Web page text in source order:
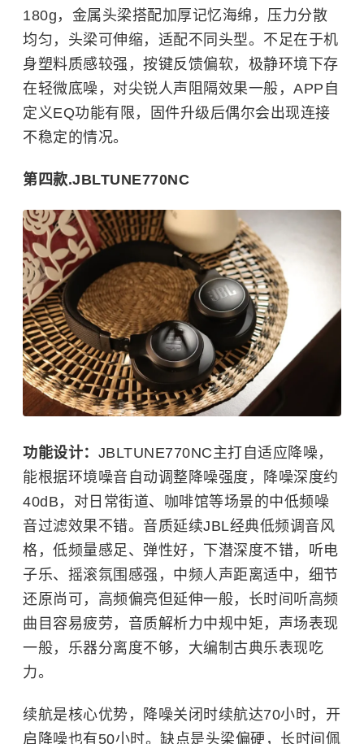
180g，金属头梁搭配加厚记忆海绵，压力分散
均匀，头梁可伸缩，适配不同头型。不足在于机
身塑料质感较强，按键反馈偏软，极静环境下存
在轻微底噪，对尖锐人声阻隔效果一般，APP自
定义EQ功能有限，固件升级后偶尔会出现连接
不稳定的情况。
第四款.JBLTUNE770NC
功能设计： JBLTUNE770NC主打自适应降噪，
能根据环境噪音自动调整降噪强度，降噪深度约
40dB，对日常街道、咖啡馆等场景的中低频噪
音过滤效果不错。音质延续JBL经典低频调音风
格，低频量感足、弹性好，下潜深度不错，听电
子乐、摇滚氛围感强，中频人声距离适中，细节
还原尚可，高频偏亮但延伸一般，长时间听高频
曲目容易疲劳，音质解析力中规中矩，声场表现
一般，乐器分离度不够，大编制古典乐表现吃
力。
续航是核心优势，降噪关闭时续航达70小时，开
启降噪也有50小时。缺点是头梁偏硬，长时间佩